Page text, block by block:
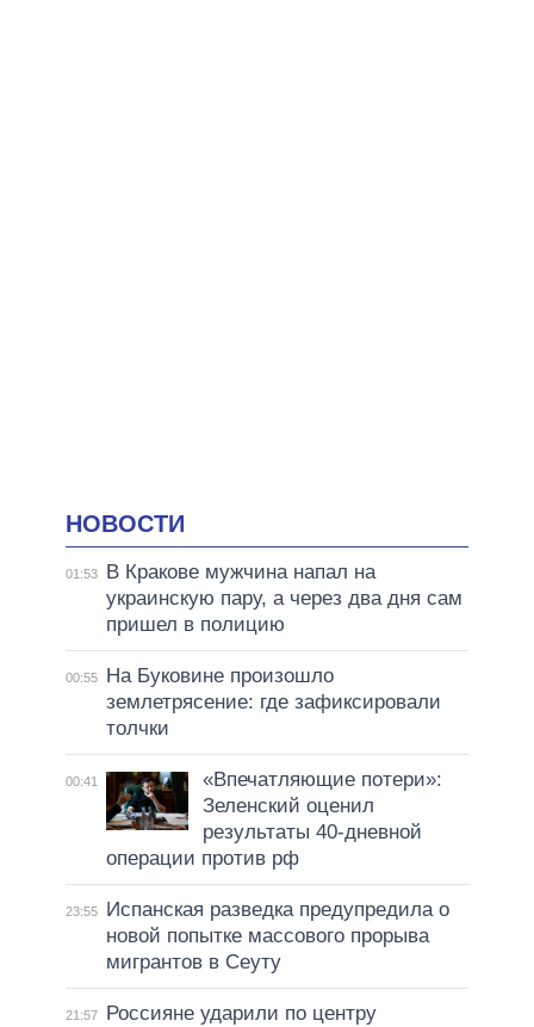
НОВОСТИ
01:53
В Кракове мужчина напал на
украинскую пару, а через два дня сам
пришел в полицию
00:55
На Буковине произошло
землетрясение: где зафиксировали
толчки
00:41
«Впечатляющие потери»:
Зеленский оценил
результаты 40-дневной
операции против рф
23:55
Испанская разведка предупредила о
новой попытке массового прорыва
мигрантов в Сеуту
21:57
Россияне ударили по центру